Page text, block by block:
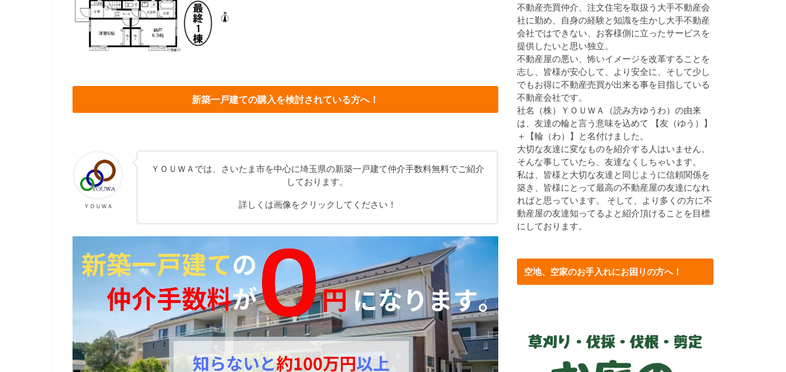
新築一戸建ての購入を検討されている方へ！
ＹＯＵＷＡ
ＹＯＵＷＡでは、さいたま市を中心に埼玉県の新築一戸建て仲介手数料無料でご紹介
しております。
詳しくは画像をクリックしてください！
不動産売買仲介、注文住宅を取扱う大手不動産会
社に勤め、自身の経験と知識を生かし大手不動産
会社ではできない、お客様側に立ったサービスを
提供したいと思い独立。
不動産屋の悪い、怖いイメージを改革することを
志し、皆様が安心して、より安全に、そして少し
でもお得に不動産売買が出来る事を目指している
不動産会社です。
社名（株）ＹＯＵＷＡ（読み方ゆうわ）の由来
は、友達の輪と言う意味を込めて 【友（ゆう）】
＋【輪（わ）】と名付けました。
大切な友達に変なものを紹介する人はいません。
そんな事していたら、友達なくしちゃいます。
私は、皆様と大切な友達と同じように信頼関係を
築き、皆様にとって最高の不動産屋の友達になれ
ればと思っています。 そして、より多くの方に不
動産屋の友達知ってるよと紹介頂けることを目標
にしております。
空地、空家のお手入れにお困りの方へ！